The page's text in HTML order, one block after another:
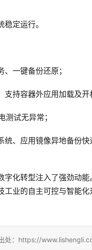
定运行。
一键备份还原；
持容器外应用加载及开
试无异常；
、应用镜像异地备份
化转型注入了强劲动
业的自主可控与智能
处：https://